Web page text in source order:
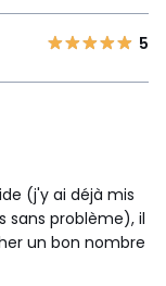
5
(j'y ai déjà mis
sans problème), il
un bon nombre